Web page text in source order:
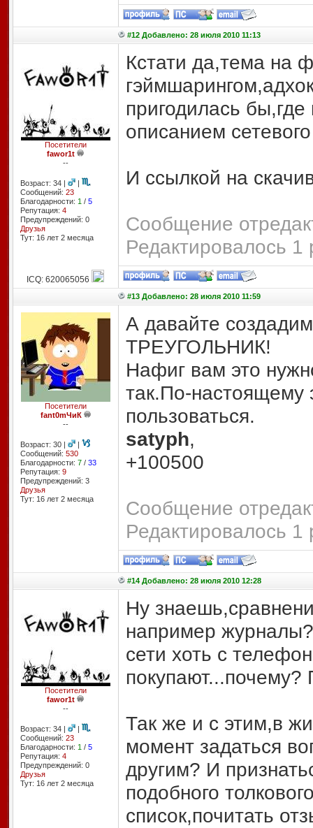
#12 Добавлено: 28 июля 2010 11:13
Посетители
fawor1t
--
Возраст: 34 |
|
Сообщений: 23
Благодарности: 1 / 5
Репутация: 4
Предупреждений: 0
Друзья
Тут: 16 лет 2 месяцa
Кстати да,тема на
пригодилась
описанием
И ссылкой на
Сообщение
Редактировалось 1
ICQ: 620065056
#13 Добавлено: 28 июля 2010 11:59
Посетители
fant0mЧиК
--
Возраст: 30 |
|
Сообщений: 530
Благодарности: 7/ 33
Репутация: 9
Предупреждений: 3
Друзья
Тут: 16 лет 2 месяцa
А давайте
ТРЕУГОЛЬНИК!
Нафиг вам это
так.По-настоящему
пользоваться.
satyph,
+100500
Сообщение
Редактировалось 1
#14 Добавлено: 28 июля 2010 12:28
Посетители
fawor1t
--
Возраст: 34 |
|
Сообщений: 23
Благодарности: 1 / 5
Репутация: 4
Предупреждений: 0
Друзья
Тут: 16 лет 2 месяцa
Ну
например
сети хоть с
покупают...почему?
Так же и с этим,в
момент задаться
другим? И
подобного
список,почитать